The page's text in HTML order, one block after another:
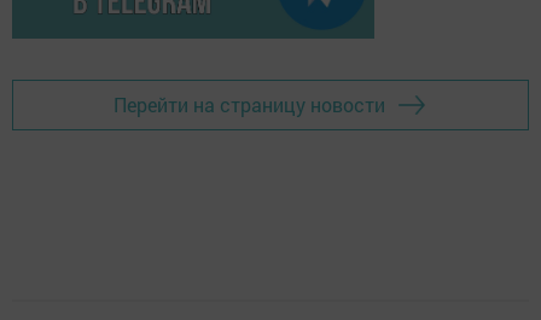
Перейти на страницу новости